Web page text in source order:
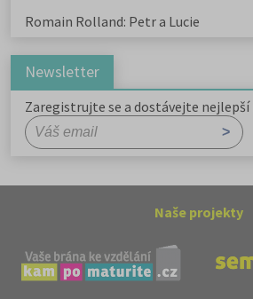
Romain Rolland: Petr a Lucie
Newsletter
Zaregistrujte se a dostávejte nejlepší
Naše projekty